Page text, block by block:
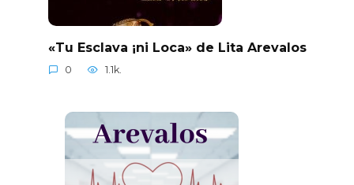
«Tu Esclava ¡ni Loca» de Lita Arevalos
0 1.1k.